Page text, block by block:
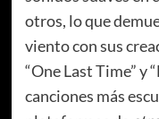
otros, lo que
viento con sus
“One Last Time” y
canciones más